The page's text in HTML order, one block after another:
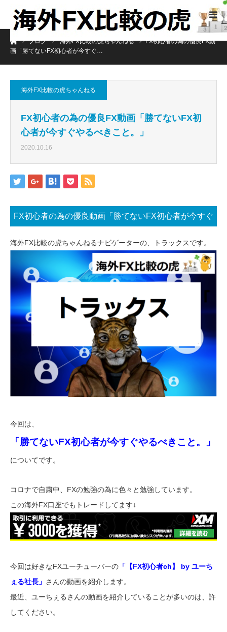
ホームブログ 海外FX比較の虎ちゃんねる
FX初心者の為の優良FX動
画「勝てないFX初心者が今すぐ…
海外FX比較の虎ちゃんねる
FX初心者の為の優良FX動画「勝てないFX初
心者が今すぐやるべきこと。」
2020.10.16
FX初心者の為の優良動画「勝てないFX初心者が今すぐ
海外FX比較の虎ちゃんねるナビゲーターの、トラックスです。
今回は、
「勝てないFX初心者が今すぐやるべきこと。」
についてです。
コロナで自粛中、FXの勉強の為に色々と勉強しています。
この海外FX口座でもトレードしてます↓
今回は好きなFXユーチューバーの 「【FX初心者ch】 by ユーち
ぇる社長」 さんの動画を紹介します。
最近、ユーちぇるさんの動画を紹介していることが多いのは、許
してください。